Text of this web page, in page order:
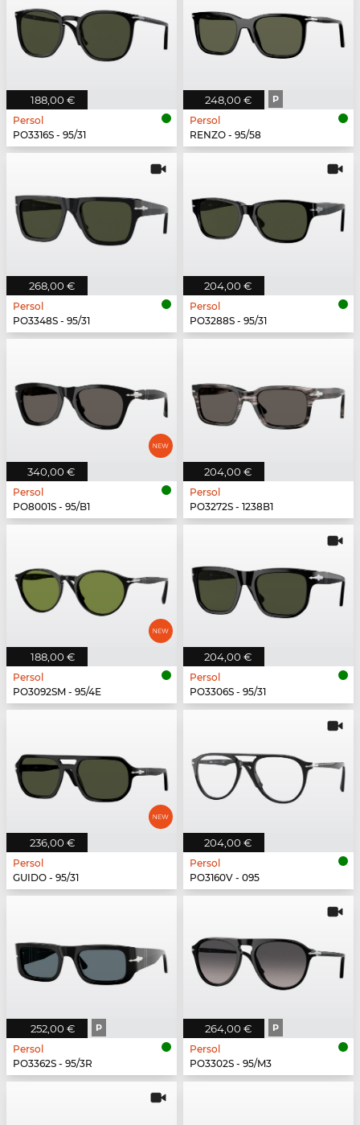
188,00 €
Persol
PO3316S - 95/31
248,00 € P
Persol
RENZO - 95/58
268,00 €
Persol
PO3348S - 95/31
204,00 €
Persol
PO3288S - 95/31
340,00 €
Persol
PO8001S - 95/B1
204,00 €
Persol
PO3272S - 1238B1
188,00 €
Persol
PO3092SM - 95/4E
204,00 €
Persol
PO3306S - 95/31
236,00 €
Persol
GUIDO - 95/31
204,00 €
Persol
PO3160V - 095
252,00 € P
Persol
PO3362S - 95/3R
264,00 € P
Persol
PO3302S - 95/M3